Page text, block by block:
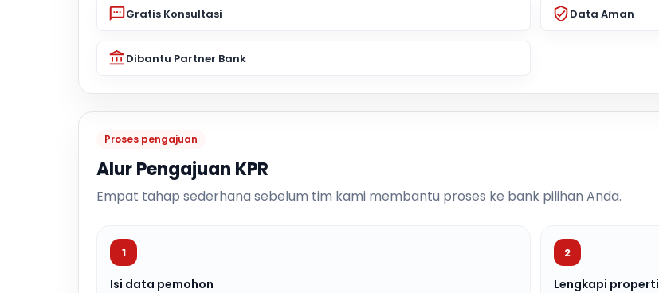
Gratis Konsultasi Data Aman
Dibantu Partner Bank
Proses pengajuan
Alur Pengajuan KPR
Empat tahap sederhana sebelum tim kami membantu proses ke bank pilihan Anda.
1
Isi data pemohon
2
Lengkapi properti